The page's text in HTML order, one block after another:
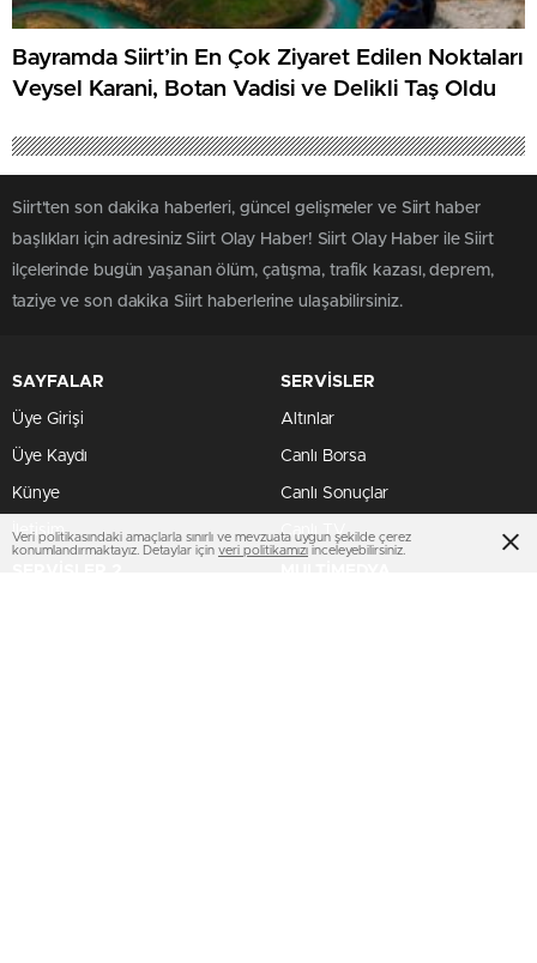
Bayramda Siirt’in En Çok Ziyaret Edilen Noktaları
Veysel Karani, Botan Vadisi ve Delikli Taş Oldu
Siirt'ten son dakika haberleri, güncel gelişmeler ve Siirt haber
başlıkları için adresiniz Siirt Olay Haber! Siirt Olay Haber ile Siirt
ilçelerinde bugün yaşanan ölüm, çatışma, trafik kazası, deprem,
taziye ve son dakika Siirt haberlerine ulaşabilirsiniz.
SAYFALAR
Üye Girişi
Üye Kaydı
Künye
İletişim
SERVİSLER
Altınlar
Canlı Borsa
Canlı Sonuçlar
Canlı TV
Veri politikasındaki amaçlarla sınırlı ve mevzuata uygun şekilde çerez
konumlandırmaktayız. Detaylar için veri politikamızı inceleyebilirsiniz.